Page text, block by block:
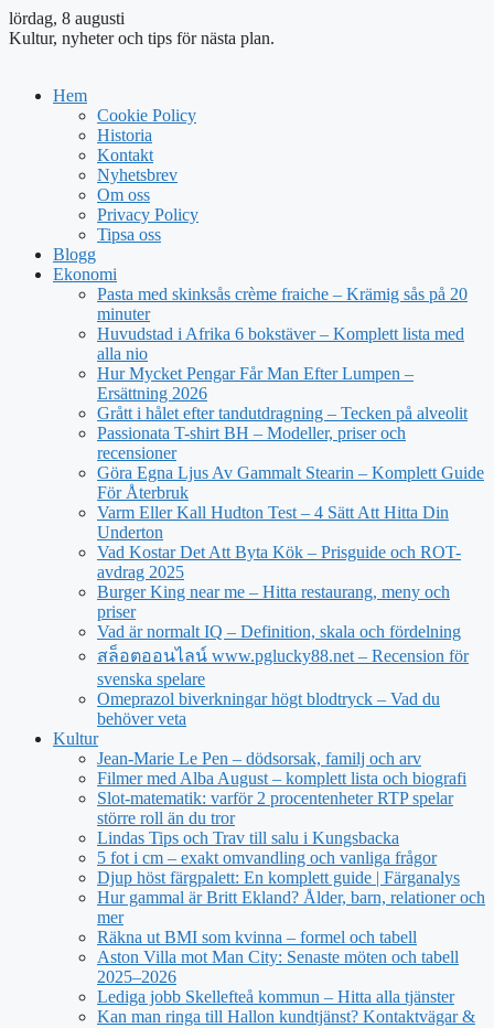
lördag, 8 augusti
Kultur, nyheter och tips för nästa plan.
Hem
Cookie Policy
Historia
Kontakt
Nyhetsbrev
Om oss
Privacy Policy
Tipsa oss
Blogg
Ekonomi
Pasta med skinksås crème fraiche – Krämig sås på 20
minuter
Huvudstad i Afrika 6 bokstäver – Komplett lista med
alla nio
Hur Mycket Pengar Får Man Efter Lumpen –
Ersättning 2026
Grått i hålet efter tandutdragning – Tecken på alveolit
Passionata T-shirt BH – Modeller, priser och
recensioner
Göra Egna Ljus Av Gammalt Stearin – Komplett Guide
För Återbruk
Varm Eller Kall Hudton Test – 4 Sätt Att Hitta Din
Underton
Vad Kostar Det Att Byta Kök – Prisguide och ROT-
avdrag 2025
Burger King near me – Hitta restaurang, meny och
priser
Vad är normalt IQ – Definition, skala och fördelning
สล็อตออนไลน์ www.pglucky88.net – Recension för
svenska spelare
Omeprazol biverkningar högt blodtryck – Vad du
behöver veta
Kultur
Jean‑Marie Le Pen – dödsorsak, familj och arv
Filmer med Alba August – komplett lista och biografi
Slot-matematik: varför 2 procentenheter RTP spelar
större roll än du tror
Lindas Tips och Trav till salu i Kungsbacka
5 fot i cm – exakt omvandling och vanliga frågor
Djup höst färgpalett: En komplett guide | Färganalys
Hur gammal är Britt Ekland? Ålder, barn, relationer och
mer
Räkna ut BMI som kvinna – formel och tabell
Aston Villa mot Man City: Senaste möten och tabell
2025–2026
Lediga jobb Skellefteå kommun – Hitta alla tjänster
Kan man ringa till Hallon kundtjänst? Kontaktvägar &